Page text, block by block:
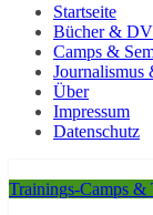
Startseite
Bücher &
Camps &
Journalismus
Über
Impressum
Datenschutz
Trainings-Camps &